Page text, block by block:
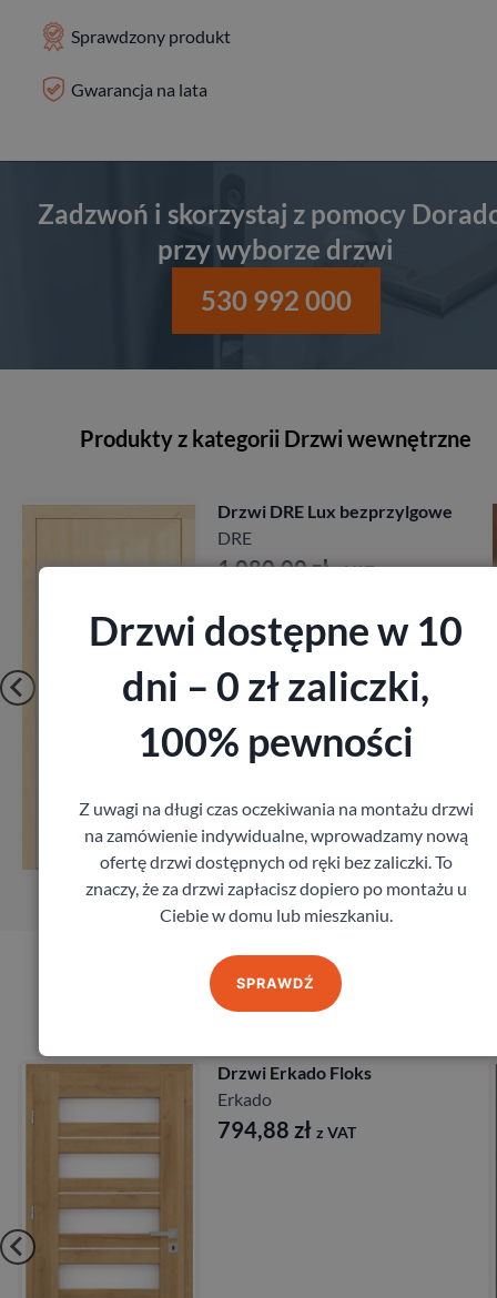
Sprawdzony produkt
Gwarancja na lata
Zadzwoń i skorzystaj z pomocy
przy wyborze drzwi
530 992 000
Produkty z kategorii Drzwi wewnętrzne
Lux bezprzylgowe
zł z VAT
Drzwi
1
Produkty marki Erkado
Erkado
794,88zł z VAT
Drzwi dostępne w 10
dni – 0 zł zaliczki,
100% pewności
Z uwagi na długi czas oczekiwania na montażu drzwi
na zamówienie indywidualne, wprowadzamy nową
ofertę drzwi dostępnych od ręki bez zaliczki. To
znaczy, że za drzwi zapłacisz dopiero po montażu u
Ciebie w domu lub mieszkaniu.
SPRAWDŹ